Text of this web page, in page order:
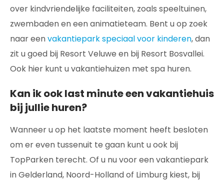
over kindvriendelijke faciliteiten, zoals speeltuinen,
zwembaden en een animatieteam. Bent u op zoek
naar eenvakantiepark speciaal voor kinderen, dan
zit u goed bij Resort Veluwe en bij Resort Bosvallei.
Ook hier kunt u vakantiehuizen met spa huren.
Kan ik ook last minute een vakantiehuis
bij jullie huren?
Wanneer u op het laatste moment heeft besloten
om er even tussenuit te gaan kunt u ook bij
TopParken terecht. Of u nu voor een vakantiepark
in Gelderland, Noord-Holland of Limburg kiest, bij